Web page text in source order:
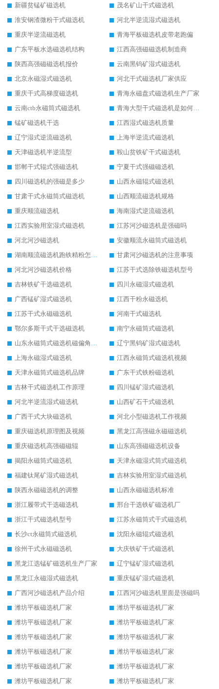
新疆贫锰矿磁选机
茂名矿山干式磁选机
淮安钢渣微粉干式磁选机
河北半逆流湿式磁选机
重庆半逆流磁选机
青海平板磁选机皮带老跑偏
广东平板水选磁选机结构
江西高强磁磁选机制造商
陕西高强磁磁选机报价
云南黑钨矿湿式磁选机
北京永磁湿式磁选机
河北干式磁选机厂家供应
重庆干式高梯度磁选机
青海永磁盘式磁选机生产厂家
云南ctb永磁筒式磁选机
青海大型干式磁选机是如何选矿的
锰矿磁选机干选
江西湿式磁选机质量
辽宁湿式逆流磁选机
上海半逆流式磁选机
天津磁选机半逆流型
鞍山贫铁矿干式磁选机
邯郸干式辊式强磁选机
宁夏干式强磁磁选机
四川磁选机的强磁是多少
山西永磁辊式磁选机
甘肃干式永磁筒式磁选机
山西顺流磁选机规格
重庆顺流磁选机
海南湿式逆流磁选机
江西实验用室湿式磁选机
江苏河沙磁选机是强磁吗
河北河沙磁选机
安徽顺流永磁筒式磁选机
湖南顺流磁选机跑铁精粉怎么处理
甘肃河沙磁选机的注意事项
河北河沙磁选机价格
江苏干式选除铁磁选机型号
吉林铁矿干选磁选机
四川永磁湿式磁选机
广西锰矿湿式磁选机
江西干粉永磁选机
江苏干式永磁磁选机
河南干式磁选机
鄂尔多斯干式干选磁选机
南宁永磁筒式磁选机
山东永磁筒式磁选机磁偏角怎么调整
辽宁黑钨矿湿式磁选机
上海永磁湿式磁选机
江西永磁筒式磁选机视频
天津永磁筒式磁选机品牌
广东干式铁粉磁选机
吉林干式磁选机工作原理
四川锰矿湿式磁选机
河北半逆流湿式磁选机
山西矿石干式磁选机
广西干式大块磁选机
河北小型磁选机工作视频
重庆磁选机原理图及视频
黑龙江高强磁永磁磁选机
重庆磁选机高强磁磁辊
山东高强磁磁选机设备
揭阳永磁筒式磁选机
天津永磁湿式筒式磁选机
福建钛尾矿湿式磁选机
吉林实验用室湿式磁选机
陕西永磁磁选机的调整
山西永磁磁选机标准
浙江履带式干选磁选机
邢台干选铁矿磁选机厂
浙江干式磁选机型号
江苏永磁筒式干式磁选机
长沙ct永磁筒式磁选机
沈阳永磁辊式磁选机
徐州干式永磁磁选机
大庆铁矿干式磁选机
黑龙江选锰矿磁选机生产厂家
辽宁锰矿湿式磁选机
黑龙江永磁湿式磁选机
重庆锰矿湿式磁选机
广西河沙磁选机产品介绍
江西河沙磁选机里面是强磁吗
潍坊平板磁选机厂家
潍坊平板磁选机厂家
潍坊平板磁选机厂家
潍坊平板磁选机厂家
潍坊平板磁选机厂家
潍坊平板磁选机厂家
潍坊平板磁选机厂家
潍坊平板磁选机厂家
潍坊平板磁选机厂家
潍坊平板磁选机厂家
潍坊平板磁选机厂家
潍坊平板磁选机厂家